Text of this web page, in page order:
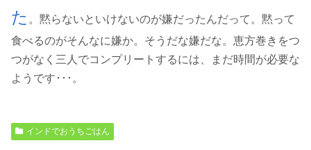
た 。黙らないといけないのが嫌だったんだって。黙って
食べるのがそんなに嫌か。そうだな嫌だな。恵方巻きをつ
つがなく三人でコンプリートするには、まだ時間が必要な
ようです･･･。
インドでおうちごはん